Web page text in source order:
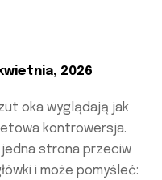
2026
oka wyglądają jak
kontrowersja.
jedna strona przeciw
i może pomyśleć: